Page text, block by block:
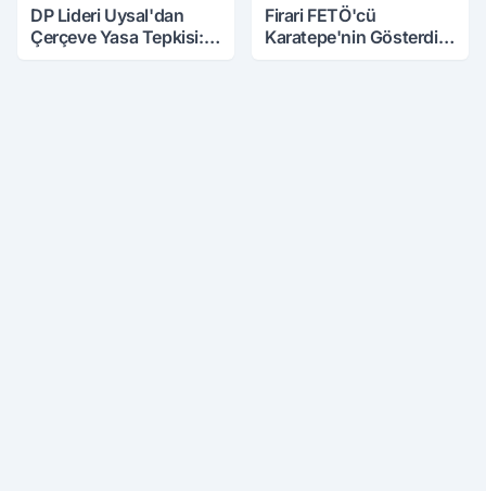
DP Lideri Uysal'dan
Çerçeve Yasa Tepkisi:
Firari FETÖ'cü
Karatepe'nin Gösterdiği